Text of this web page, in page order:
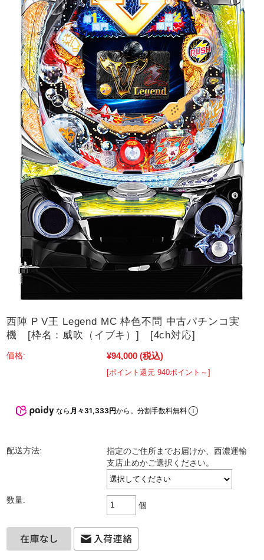
西陣 P V王 Legend MC 枠色不問 中古パチンコ実
機 [枠名：威吹（イブキ）] [4ch対応]
価格: ¥94,000 (税込)
[ポイント還元 940ポイント～]
なら 月々31,333円から。分割手数料無料
配送方法:
指定のご住所までお届けか、西濃運輸
支店止めかご選択ください。
数量:
個